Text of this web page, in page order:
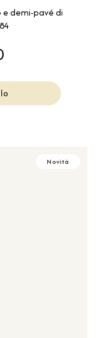
e demi-pavé di
Novità